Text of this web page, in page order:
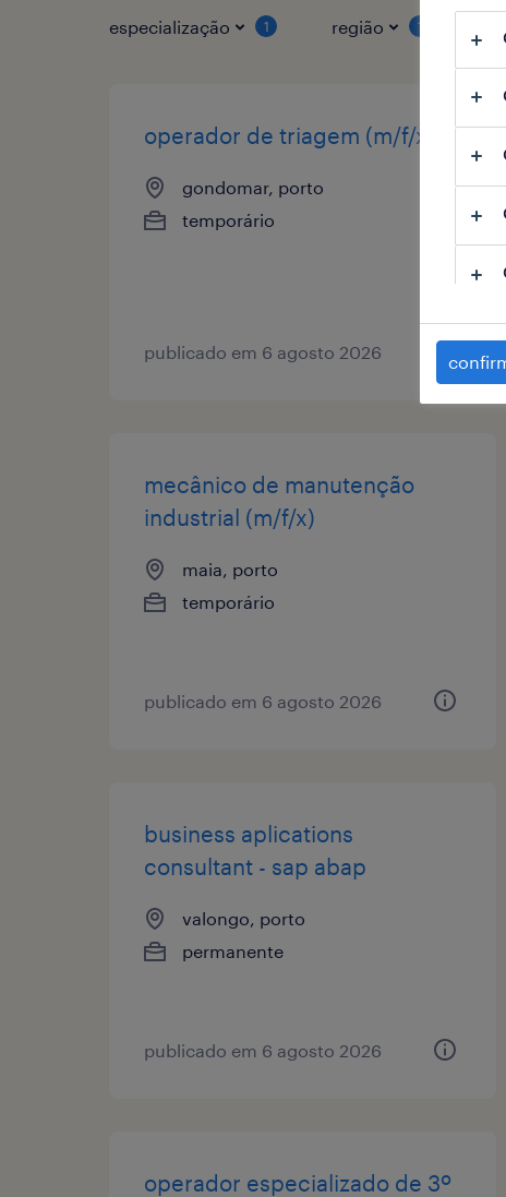
especialização 1 região 1
operador de triagem (m/f/x)
gondomar, porto
temporário
publicado em 6 agosto 2026
mecânico de manutenção
industrial (m/f/x)
maia, porto
temporário
publicado em 6 agosto 2026
business aplications
consultant - sap abap
valongo, porto
permanente
publicado em 6 agosto 2026
operador especializado de 3º